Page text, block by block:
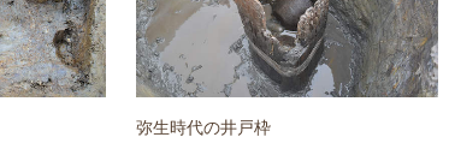
弥生時代の井戸枠